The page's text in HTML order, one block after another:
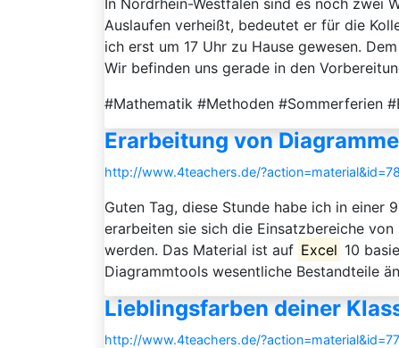
In Nordrhein-Westfalen sind es noch zwei
Auslaufen verheißt, bedeutet er für die
ich erst um 17 Uhr zu Hause gewesen.
Wir befinden uns gerade in den
#Mathematik #Methoden #Sommerferien
Erarbeitung von
http://www.4teachers.de/
Guten Tag, diese Stunde habe ich in einer
erarbeiten sie sich die Einsatzbereiche
werden. Das Material ist auf Excel 10
Diagrammtools wesentliche Bestandteile
Lieblingsfarben deiner
http://www.4teachers.de/